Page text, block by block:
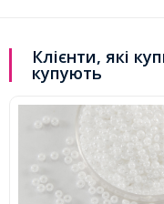
Клієнти, які
купують